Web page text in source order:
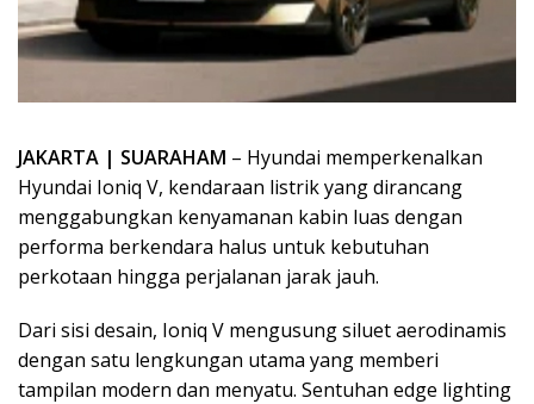
JAKARTA | SUARAHAM – Hyundai memperkenalkan
Hyundai Ioniq V, kendaraan listrik yang dirancang
menggabungkan kenyamanan kabin luas dengan
performa berkendara halus untuk kebutuhan
perkotaan hingga perjalanan jarak jauh.
Dari sisi desain, Ioniq V mengusung siluet aerodinamis
dengan satu lengkungan utama yang memberi
tampilan modern dan menyatu. Sentuhan edge lighting